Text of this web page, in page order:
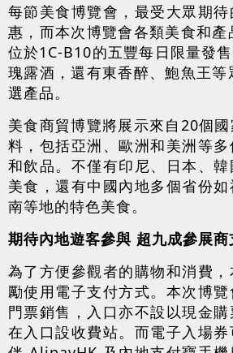
每節美食博覽會，最受大眾期
惠，而本次博覽會各類美食和產
位於1C-B10的五豐每日限量發
瑰露酒，還有東香醉、鮑魚王
選產品。
美食商貿博覽將展示來自20個
料，包括亞洲、歐洲和美洲等
和飲品。不僅有印尼、日本、
美食，還有中國內地多個省份
南等地的特色美食。
期待內地遊客參與 超九成參展
為了方便參觀者的購物和消費
勵使用電子支付方式。本次博
門票銷售，入口亦不設以現金
在入口設收費站。而電子入場